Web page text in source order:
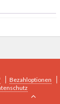
Bezahloptionen